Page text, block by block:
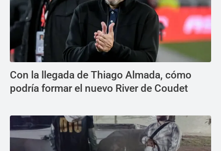
Con la llegada de Thiago Almada, cómo
podría formar el nuevo River de Coudet